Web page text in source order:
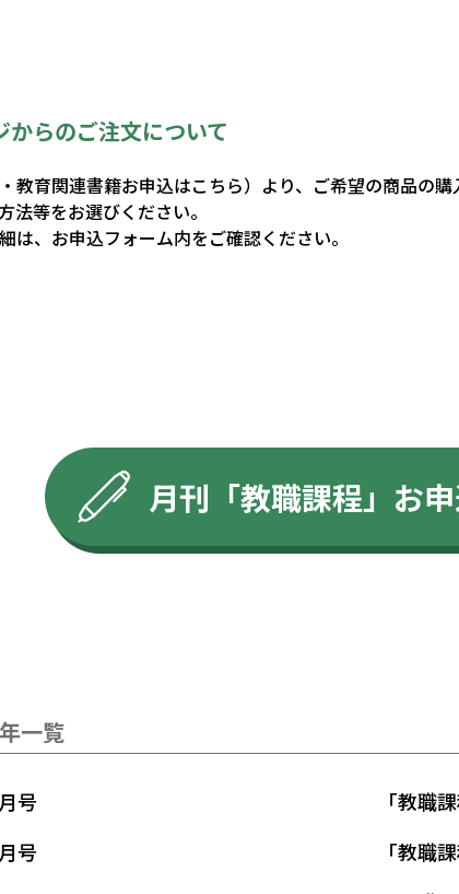
らのご注文について
教育関連書籍お申込はこちら）より、ご希望の商品の購
法等をお選びください。
は、お申込フォーム内をご確認ください。
月刊「教職課程」 お
一覧
号
「教職
号
「教職